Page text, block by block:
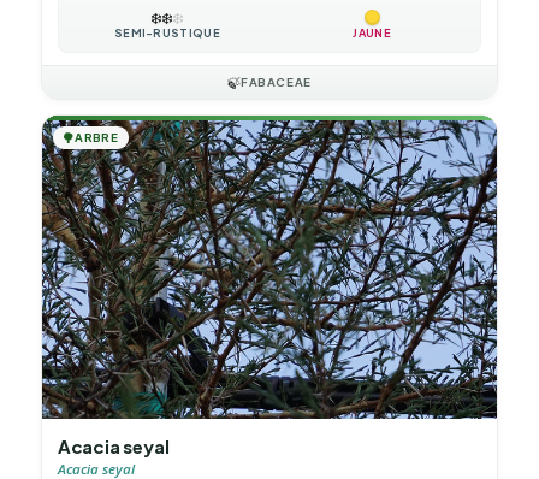
❄️❄️❄️
SEMI-RUSTIQUE JAUNE
🍃FABACEAE
🌳ARBRE
Acacia seyal
Acacia seyal